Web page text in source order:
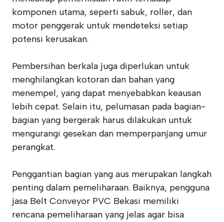
komponen utama, seperti sabuk, roller, dan
motor penggerak untuk mendeteksi setiap
potensi kerusakan.
Pembersihan berkala juga diperlukan untuk
menghilangkan kotoran dan bahan yang
menempel, yang dapat menyebabkan keausan
lebih cepat. Selain itu, pelumasan pada bagian-
bagian yang bergerak harus dilakukan untuk
mengurangi gesekan dan memperpanjang umur
perangkat.
Penggantian bagian yang aus merupakan langkah
penting dalam pemeliharaan. Baiknya, pengguna
jasa Belt Conveyor PVC Bekasi memiliki
rencana pemeliharaan yang jelas agar bisa